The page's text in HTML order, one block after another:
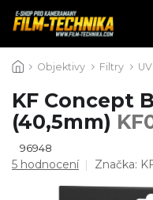
na
Objektivy Filtry UV
KF Concept
(40,5mm)
96948
Průměrné
5 hodnocení Značka: